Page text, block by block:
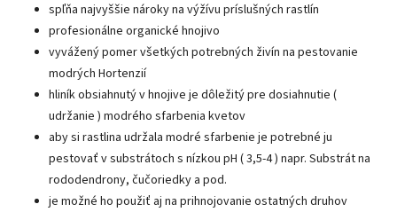
spľňa najvyššie nároky na výžívu príslušných rastlín
profesionálne organické hnojivo
vyvážený pomer všetkých potrebných živín na pestovanie
modrých Hortenzií
hliník obsiahnutý v hnojive je dôležitý pre dosiahnutie (
udržanie ) modrého sfarbenia kvetov
aby si rastlina udržala modré sfarbenie je potrebné ju
pestovať v substrátoch s nízkou pH ( 3,5-4 ) napr. Substrát na
rododendrony, čučoriedky a pod.
je možné ho použiť aj na prihnojovanie ostatných druhov